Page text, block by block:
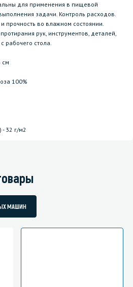
для применения в пищевой
задачи. Контроль расходов.
прочность во влажном состоянии.
рук, инструментов, деталей,
рабочего стола.
см
100%
- 32 г/м2
МАШИН